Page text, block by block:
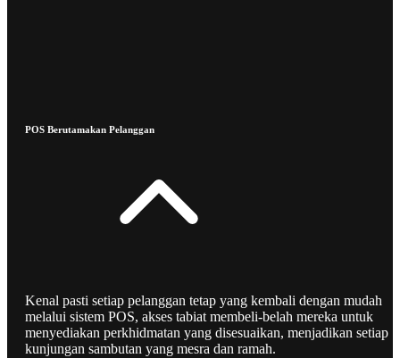
POS Berutamakan Pelanggan
Kenal pasti setiap pelanggan tetap yang kembali dengan mudah
melalui sistem POS, akses tabiat membeli-belah mereka untuk
menyediakan perkhidmatan yang disesuaikan, menjadikan setiap
kunjungan sambutan yang mesra dan ramah.